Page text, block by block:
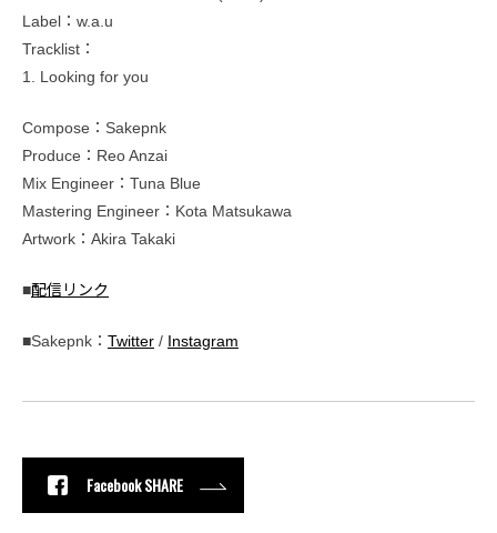
Label：w.a.u
Tracklist：
1. Looking for you
Compose：Sakepnk
Produce：Reo Anzai
Mix Engineer：Tuna Blue
Mastering Engineer：Kota Matsukawa
Artwork：Akira Takaki
■配信リンク
■Sakepnk： Twitter / Instagram
Facebook SHARE